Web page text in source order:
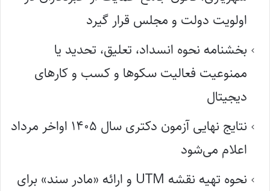
اولویت دولت و مجلس قرار گیرد
بخشنامه نحوه انسداد، تعلیق، تحدید یا
ممنوعیت فعالیت سکوها و کسب و کارهای
دیجیتال
نتایج نهایی آزمون دکتری سال ۱۴۰۵ اواخر مرداد
اعلام می‌شود
نحوه تهیه نقشه UTM و ارائه «مادر سند» برای